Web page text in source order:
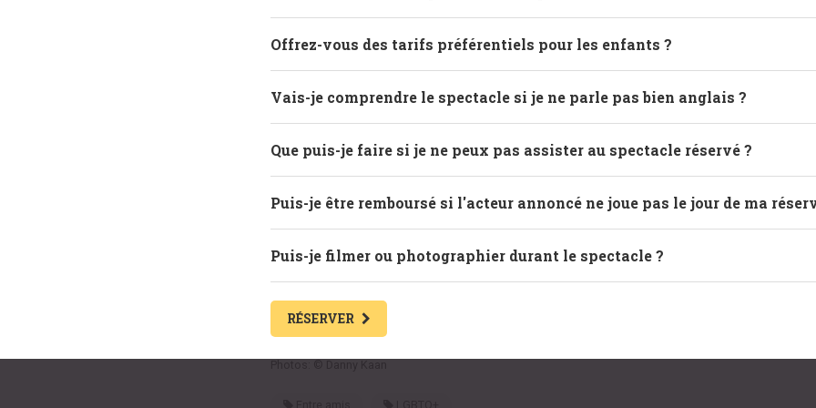
Offrez-vous des tarifs préférentiels pour les enfants ?
Vais-je comprendre le spectacle si je ne parle pas bien anglais ?
Que puis-je faire si je ne peux pas assister au spectacle réservé ?
Puis-je être remboursé si l'acteur annoncé ne joue pas le jour de ma
Puis-je filmer ou photographier durant le spectacle ?
RÉSERVER